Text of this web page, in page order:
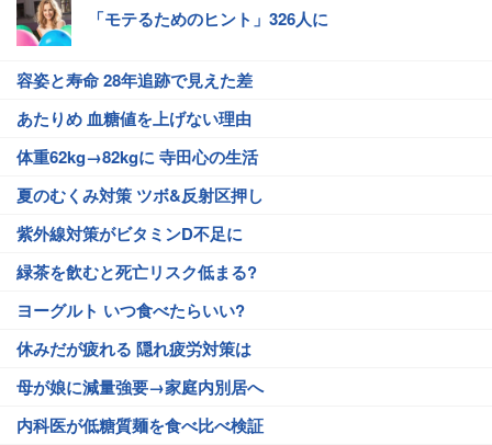
「モテるためのヒント」326人に
容姿と寿命 28年追跡で見えた差
あたりめ 血糖値を上げない理由
体重62kg→82kgに 寺田心の生活
夏のむくみ対策 ツボ&反射区押し
紫外線対策がビタミンD不足に
緑茶を飲むと死亡リスク低まる?
ヨーグルト いつ食べたらいい?
休みだが疲れる 隠れ疲労対策は
母が娘に減量強要→家庭内別居へ
内科医が低糖質麺を食べ比べ検証